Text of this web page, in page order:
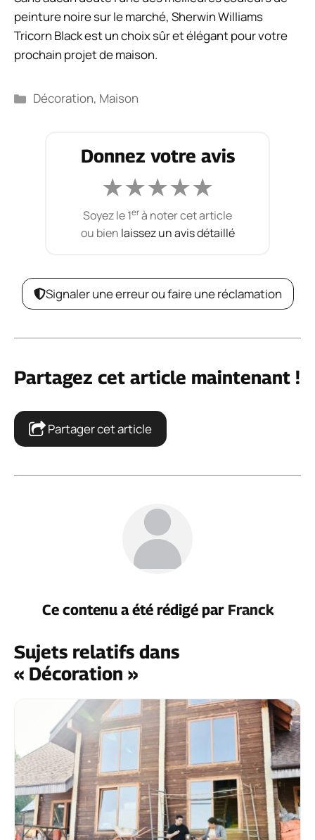
peinture noire sur le marché, Sherwin Williams
Tricorn Black est un choix sûr et élégant pour votre
prochain projet de maison.
Catégories
Décoration, Maison
Donnez votre avis
★★★★★
Soyez le 1erà noter cet article
ou bien laissez un avis détaillé
Signaler une erreur ou faire une réclamation
Partagez cet article maintenant !
Partager cet article
Ce contenu a été rédigé par Franck
Sujets relatifs dans
« Décoration »